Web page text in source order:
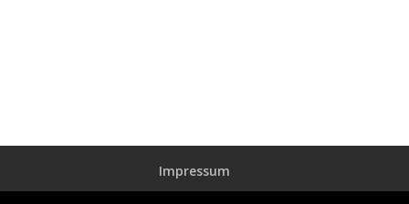
Impressum